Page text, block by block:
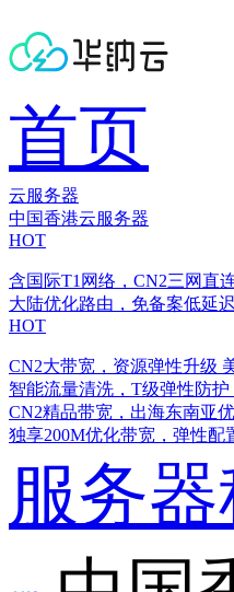
首页
云服务器
中国香港云服务器
HOT
含国际T1网络，CN2三网直
大陆优化路由，免备案低延迟
HOT
CN2大带宽，资源弹性升级
智能流量清洗，T级弹性防护
CN2精品带宽，出海东南亚
独享200M优化带宽，弹性配
服务器